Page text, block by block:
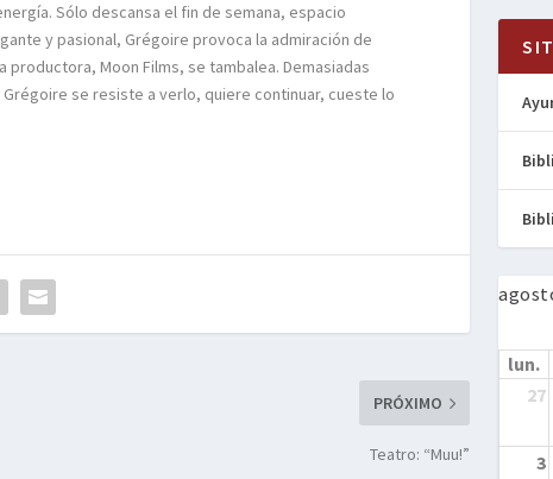
Sólo descansa el fin de semana, espacio
y pasional, Grégoire provoca la admiración de
Moon Films, se tambalea. Demasiadas
se resiste a verlo, quiere continuar, cueste lo
PRÓXIMO
Teatro: “Muu!”
lun.
27
3